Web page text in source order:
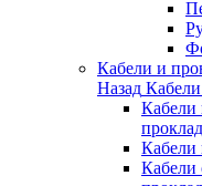
Кабели и
Назад
Кабели
Кабели
Кабели